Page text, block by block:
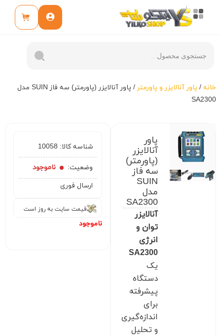
خانه / پاور آنالایزر و پاورمتر
/ پاور آنالایزر (پاورمتر) سه فاز SUIN مدل
SA2300
پاور
آنالایزر
(پاورمتر)
سه فاز
SUIN
مدل
SA2300
آنالایزر
توان و
انرژی
SA2300
یک
دستگاه
پیشرفته
برای
اندازه‌گیری
و تحلیل
شناسه کالا: 10058
وضعیت:
ناموجود
ارسال فوری
قیمت سایت به روز است
ناموجود